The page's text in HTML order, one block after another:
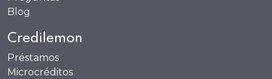
Blog
Credilemon
Préstamos
Microcréditos